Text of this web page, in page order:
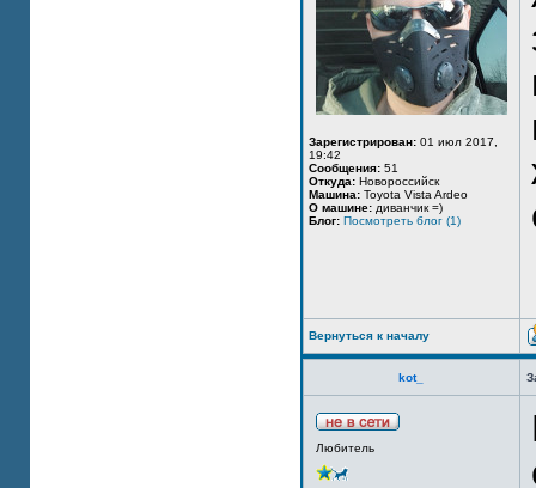
Зарегистрирован: 01 июл 2017,
19:42
Сообщения: 51
Откуда: Новороссийск
Машина: Toyota Vista Ardeo
О машине: диванчик =)
Блог: Посмотреть блог (1)
Вернуться к началу
kot_
Любитель